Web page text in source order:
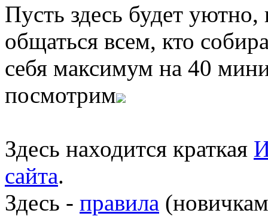
Пусть здесь будет
общаться всем, кто
себя максимум на 40
посмотрим
Здесь находится краткая
сайта.
Здесь - правила